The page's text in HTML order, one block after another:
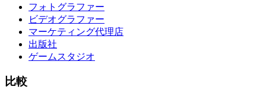
フォトグラファー
ビデオグラファー
マーケティング代理店
出版社
ゲームスタジオ
比較